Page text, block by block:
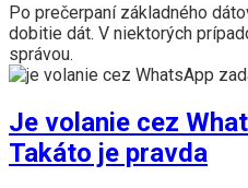
Po prečerpaní základného
dobitie dát. V niektorých
správou.
Je volanie cez
Takáto je pravda